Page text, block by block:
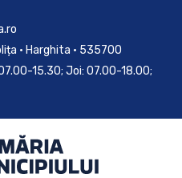
• Harghita • 535700
15.30; Joi: 07.00-18.00;